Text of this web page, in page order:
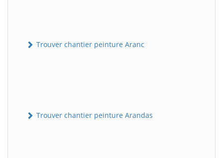
Trouver chantier peinture Aranc
Trouver chantier peinture Arandas